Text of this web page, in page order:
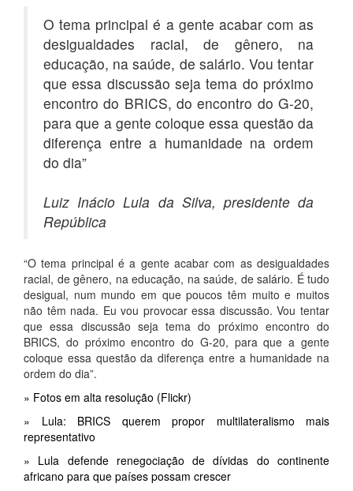
O tema principal é a gente acabar com as
desigualdades racial, de gênero, na
educação, na saúde, de salário. Vou tentar
que essa discussão seja tema do próximo
encontro do BRICS, do encontro do G-20,
para que a gente coloque essa questão da
diferença entre a humanidade na ordem
do dia”
Luiz Inácio Lula da Silva, presidente da
República
“O tema principal é a gente acabar com as desigualdades
racial, de gênero, na educação, na saúde, de salário. É tudo
desigual, num mundo em que poucos têm muito e muitos
não têm nada. Eu vou provocar essa discussão. Vou tentar
que essa discussão seja tema do próximo encontro do
BRICS, do próximo encontro do G-20, para que a gente
coloque essa questão da diferença entre a humanidade na
ordem do dia”.
» Fotos em alta resolução (Flickr)
» Lula: BRICS querem propor multilateralismo mais
representativo
» Lula defende renegociação de dívidas do continente
africano para que países possam crescer